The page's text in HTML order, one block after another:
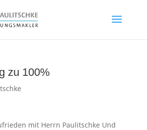
zu 100%
mit Herrn Paulitschke Und